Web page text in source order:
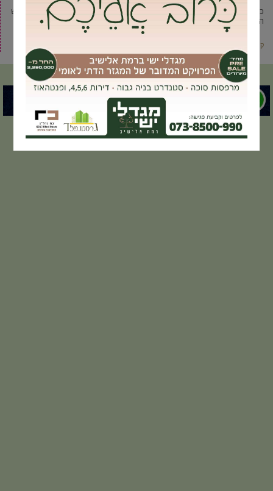
כנס רב משתתפים בנושא ‘הציונות הדתית והתקשורת’ נערך בגבעה במעמד ראש
הממשלה שר החינוך וראש עיריית גבעת שמואל יוסי ברודני.
קרא עוד ←